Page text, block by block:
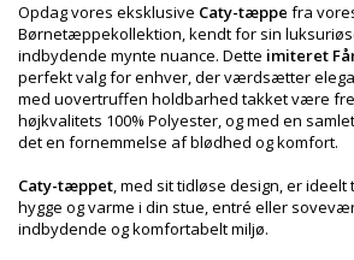
Opdag vores eksklusive Caty-tæppe fra
Børnetæppekollektion, kendt for sin
indbydende mynte nuance. Dette imiteret
perfekt valg for enhver, der værdsætter
med uovertruffen holdbarhed takket være
højkvalitets 100% Polyester, og med en
det en fornemmelse af blødhed og komfort.
Caty-tæppet, med sit tidløse design, er
hygge og varme i din stue, entré eller
indbydende og komfortabelt miljø.